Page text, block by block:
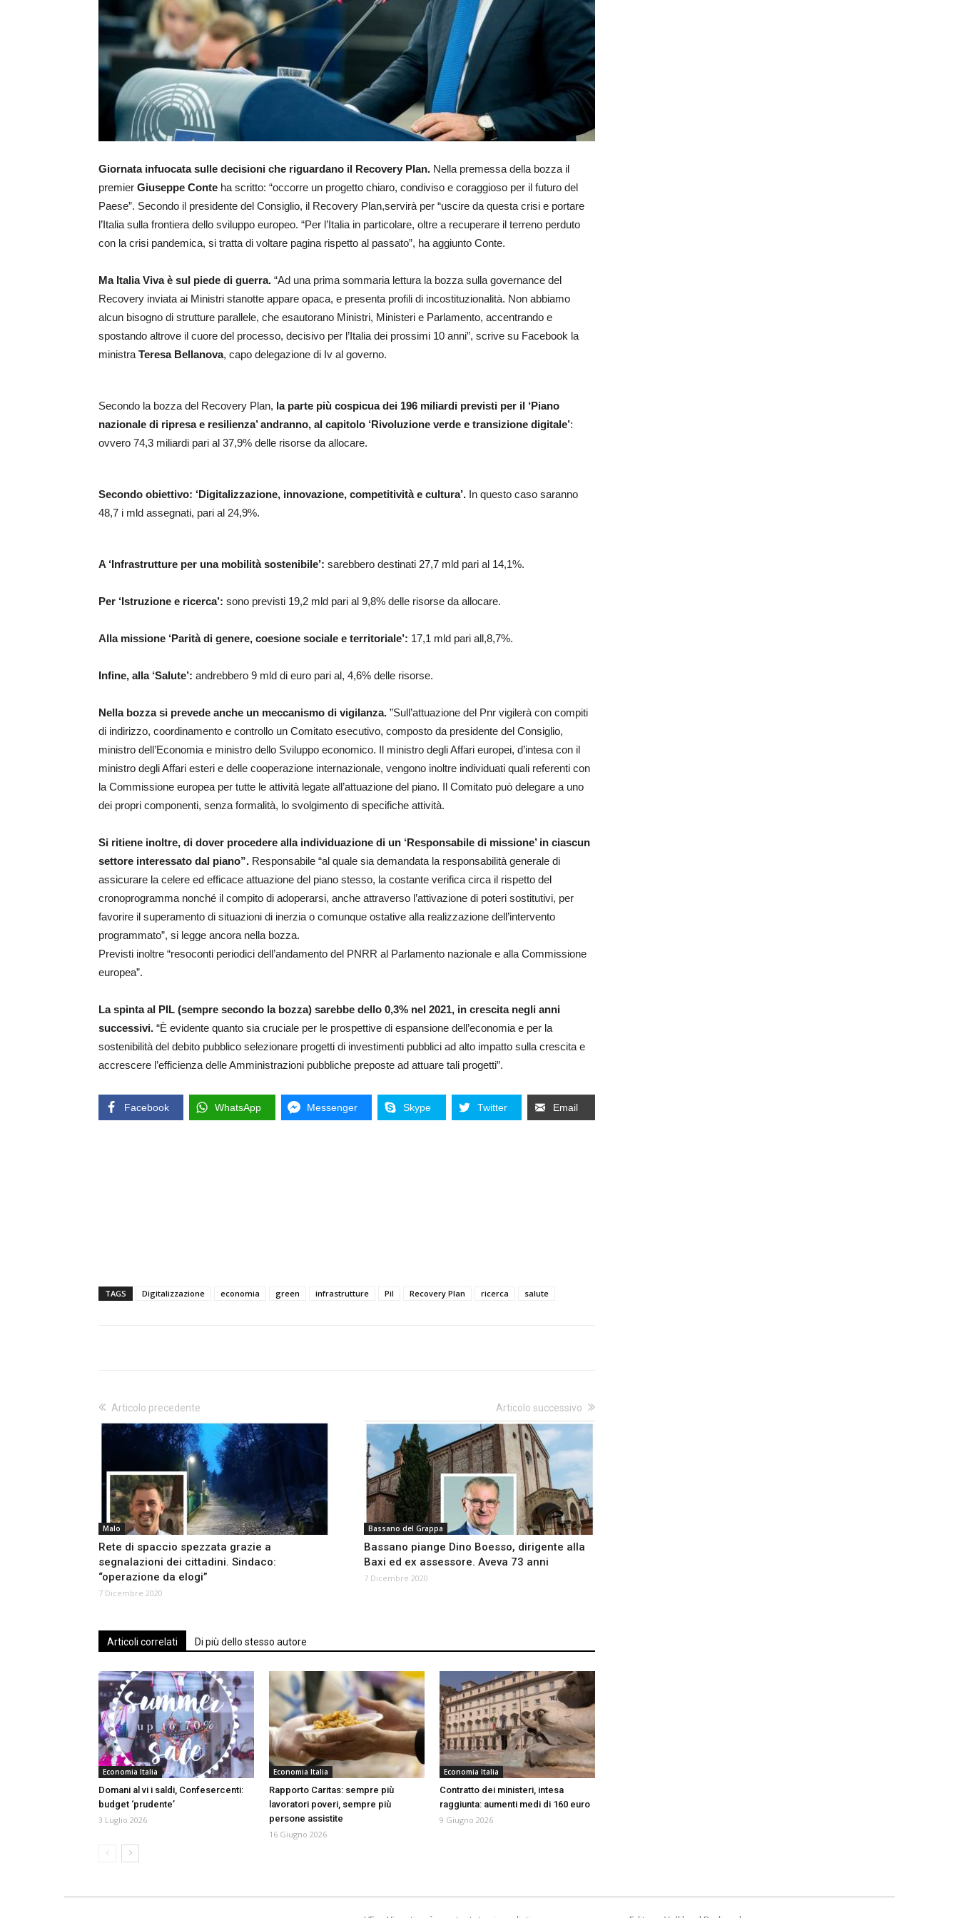
Giornata infuocata sulle decisioni che riguardano il Recovery Plan. Nella premessa della bozza il
premier Giuseppe Conte ha scritto: “occorre un progetto chiaro, condiviso e coraggioso per il futuro del
Paese”. Secondo il presidente del Consiglio, il Recovery Plan,servirà per “uscire da questa crisi e portare
l’Italia sulla frontiera dello sviluppo europeo. “Per l’Italia in particolare, oltre a recuperare il terreno perduto
con la crisi pandemica, si tratta di voltare pagina rispetto al passato”, ha aggiunto Conte.
Ma Italia Viva è sul piede di guerra. “Ad una prima sommaria lettura la bozza sulla governance del
Recovery inviata ai Ministri stanotte appare opaca, e presenta profili di incostituzionalità. Non abbiamo
alcun bisogno di strutture parallele, che esautorano Ministri, Ministeri e Parlamento, accentrando e
spostando altrove il cuore del processo, decisivo per l’Italia dei prossimi 10 anni”, scrive su Facebook la
ministra Teresa Bellanova, capo delegazione di Iv al governo.
Secondo la bozza del Recovery Plan, la parte più cospicua dei 196 miliardi previsti per il ‘Piano
nazionale di ripresa e resilienza’ andranno, al capitolo ‘Rivoluzione verde e transizione digitale’:
ovvero 74,3 miliardi pari al 37,9% delle risorse da allocare.
Secondo obiettivo: ‘Digitalizzazione, innovazione, competitività e cultura’. In questo caso saranno
48,7 i mld assegnati, pari al 24,9%.
A ‘Infrastrutture per una mobilità sostenibile’: sarebbero destinati 27,7 mld pari al 14,1%.
Per ‘Istruzione e ricerca’: sono previsti 19,2 mld pari al 9,8% delle risorse da allocare.
Alla missione ‘Parità di genere, coesione sociale e territoriale’: 17,1 mld pari all,8,7%.
Infine, alla ‘Salute’: andrebbero 9 mld di euro pari al, 4,6% delle risorse.
Nella bozza si prevede anche un meccanismo di vigilanza. ”Sull’attuazione del Pnr vigilerà con compiti
di indirizzo, coordinamento e controllo un Comitato esecutivo, composto da presidente del Consiglio,
ministro dell’Economia e ministro dello Sviluppo economico. Il ministro degli Affari europei, d’intesa con il
ministro degli Affari esteri e delle cooperazione internazionale, vengono inoltre individuati quali referenti con
la Commissione europea per tutte le attività legate all’attuazione del piano. Il Comitato può delegare a uno
dei propri componenti, senza formalità, lo svolgimento di specifiche attività.
Si ritiene inoltre, di dover procedere alla individuazione di un ‘Responsabile di missione’ in ciascun
settore interessato dal piano”. Responsabile “al quale sia demandata la responsabilità generale di
assicurare la celere ed efficace attuazione del piano stesso, la costante verifica circa il rispetto del
cronoprogramma nonché il compito di adoperarsi, anche attraverso l’attivazione di poteri sostitutivi, per
favorire il superamento di situazioni di inerzia o comunque ostative alla realizzazione dell’intervento
programmato”, si legge ancora nella bozza.
Previsti inoltre “resoconti periodici dell’andamento del PNRR al Parlamento nazionale e alla Commissione
europea”.
La spinta al PIL (sempre secondo la bozza) sarebbe dello 0,3% nel 2021, in crescita negli anni
successivi. “È evidente quanto sia cruciale per le prospettive di espansione dell’economia e per la
sostenibilità del debito pubblico selezionare progetti di investimenti pubblici ad alto impatto sulla crescita e
accrescere l’efficienza delle Amministrazioni pubbliche preposte ad attuare tali progetti”.
Facebook WhatsApp Messenger Skype Twitter Email
TAGS Digitalizzazione economia green infrastrutture Pil Recovery Plan ricerca salute
Articolo precedente
Malo
Rete di spaccio spezzata grazie a
segnalazioni dei cittadini. Sindaco:
“operazione da elogi”
7 Dicembre 2020
Articolo successivo
Bassano del Grappa
Bassano piange Dino Boesso, dirigente alla
Baxi ed ex assessore. Aveva 73 anni
7 Dicembre 2020
Articoli correlati Di più dello stesso autore
Economia Italia
Domani al vi i saldi, Confesercenti:
budget ‘prudente’
3 Luglio 2026
Economia Italia
Rapporto Caritas: sempre più
lavoratori poveri, sempre più
persone assistite
16 Giugno 2026
Economia Italia
Contratto dei ministeri, intesa
raggiunta: aumenti medi di 160 euro
9 Giugno 2026